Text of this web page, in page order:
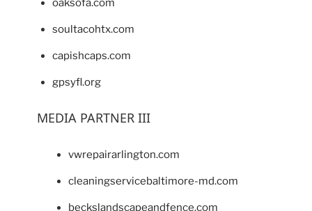
oaksofa.com
soultacohtx.com
capishcaps.com
gpsyfl.org
MEDIA PARTNER III
vwrepairarlington.com
cleaningservicebaltimore-md.com
beckslandscapeandfence.com